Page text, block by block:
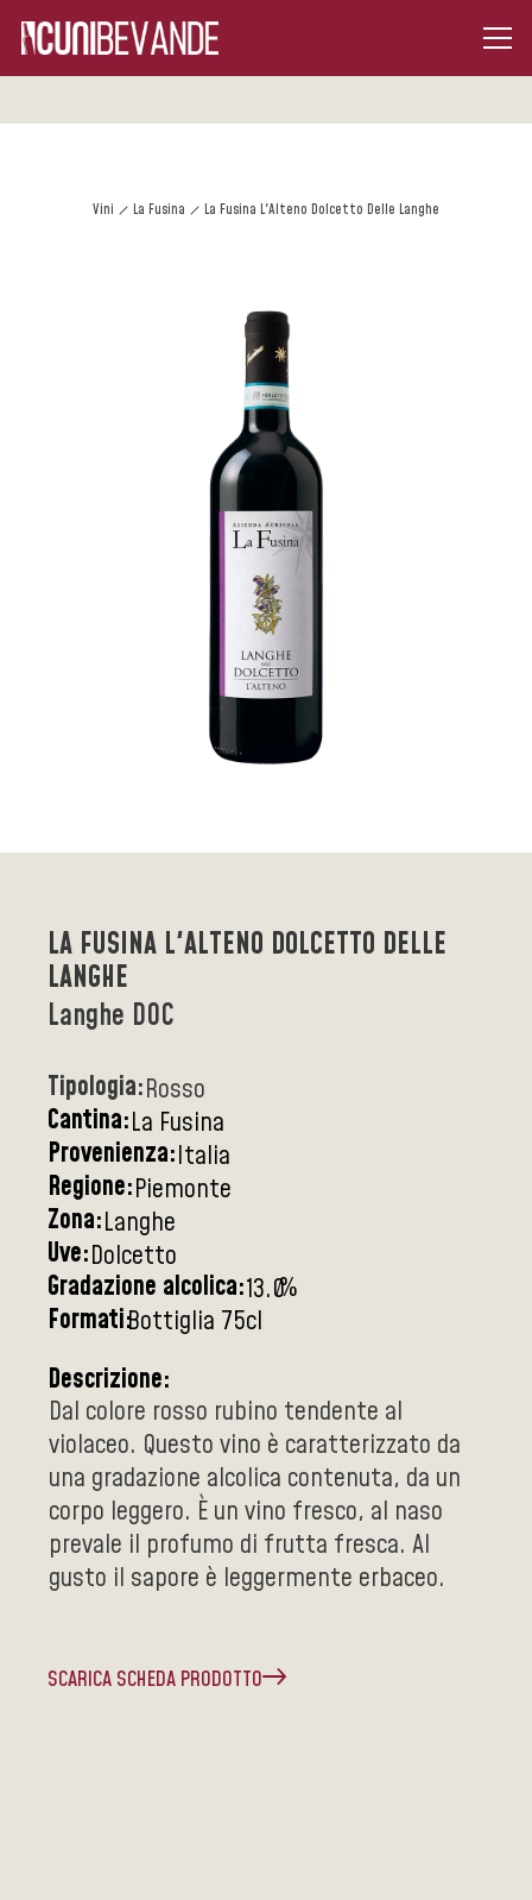
Vini La Fusina La Fusina L'Alteno Dolcetto Delle Langhe
LA FUSINA L'ALTENO DOLCETTO DELLE
LANGHE
Langhe DOC
Tipologia:Rosso
Cantina:La Fusina
Provenienza:Italia
Regione:Piemonte
Zona:Langhe
Uve:Dolcetto
Gradazione alcolica:13.0%
Formati:Bottiglia 75cl
Descrizione:
Dal colore rosso rubino tendente al
violaceo. Questo vino è caratterizzato da
una gradazione alcolica contenuta, da un
corpo leggero. È un vino fresco, al naso
prevale il profumo di frutta fresca. Al
gusto il sapore è leggermente erbaceo.
SCARICA SCHEDA PRODOTTO